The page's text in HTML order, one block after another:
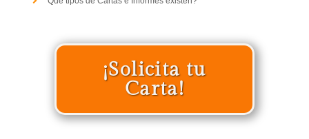
¡Solicita tu
Carta!